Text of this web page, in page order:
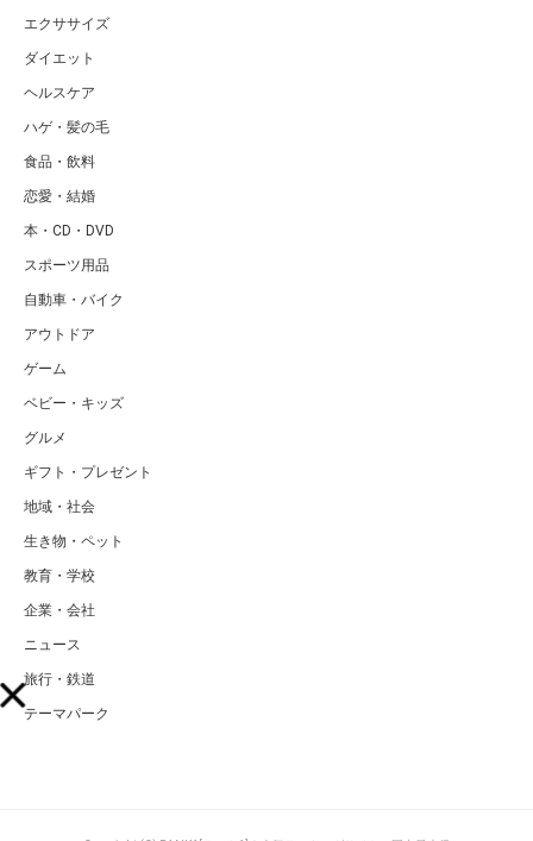
エクササイズ
ダイエット
ヘルスケア
ハゲ・髪の毛
食品・飲料
恋愛・結婚
本・CD・DVD
スポーツ用品
自動車・バイク
アウトドア
ゲーム
ベビー・キッズ
グルメ
ギフト・プレゼント
地域・社会
生き物・ペット
教育・学校
企業・会社
ニュース
旅行・鉄道
テーマパーク